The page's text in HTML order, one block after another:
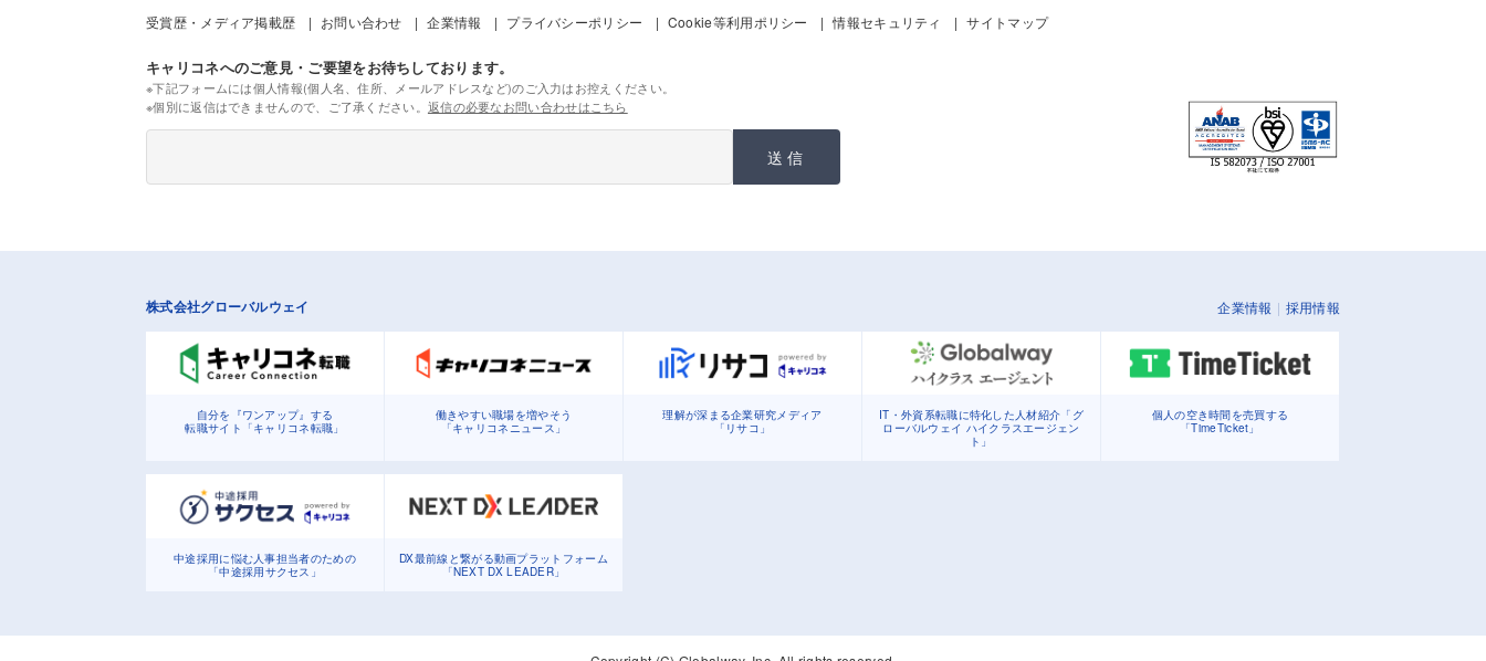
受賞歴・メディア掲載歴
お問い合わせ 企業情報 プライバシーポリシー Cookie等利用ポリシー 情報セキュリティ サイトマップ
キャリコネへのご意見・ご要望をお待ちしております。
※下記フォームには個人情報(個人名、住所、メールアドレスなど)のご入力はお控えください。
※個別に返信はできませんので、ご了承ください。 返信の必要なお問い合わせはこちら
送信
株式会社グローバルウェイ 企業情報 採用情報
自分を『ワンアップ』する
転職サイト「キャリコネ転職」
働きやすい職場を増やそう
「キャリコネニュース」
理解が深まる企業研究メディア
「リサコ」
IT・外資系転職に特化した人材紹介「グ
ローバルウェイ ハイクラスエージェン
ト」
個人の空き時間を売買する
「TimeTicket」
中途採用に悩む人事担当者のための
「中途採用サクセス」
DX最前線と繋がる動画プラットフォーム
「NEXT DX LEADER」